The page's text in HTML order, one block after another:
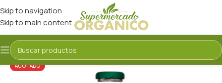
Skip to navigation
Skip to main content
AGOTADO